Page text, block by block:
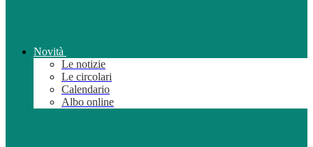
Novità
Le notizie
Le circolari
Calendario
Albo online